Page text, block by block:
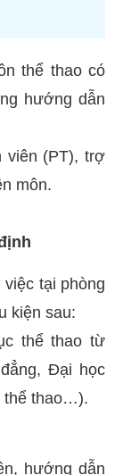
thể thao có
hướng dẫn
viên (PT), trợ
môn.
tại phòng
kiện sau:
thể thao từ
Đại học
thể thao…).
hướng dẫn